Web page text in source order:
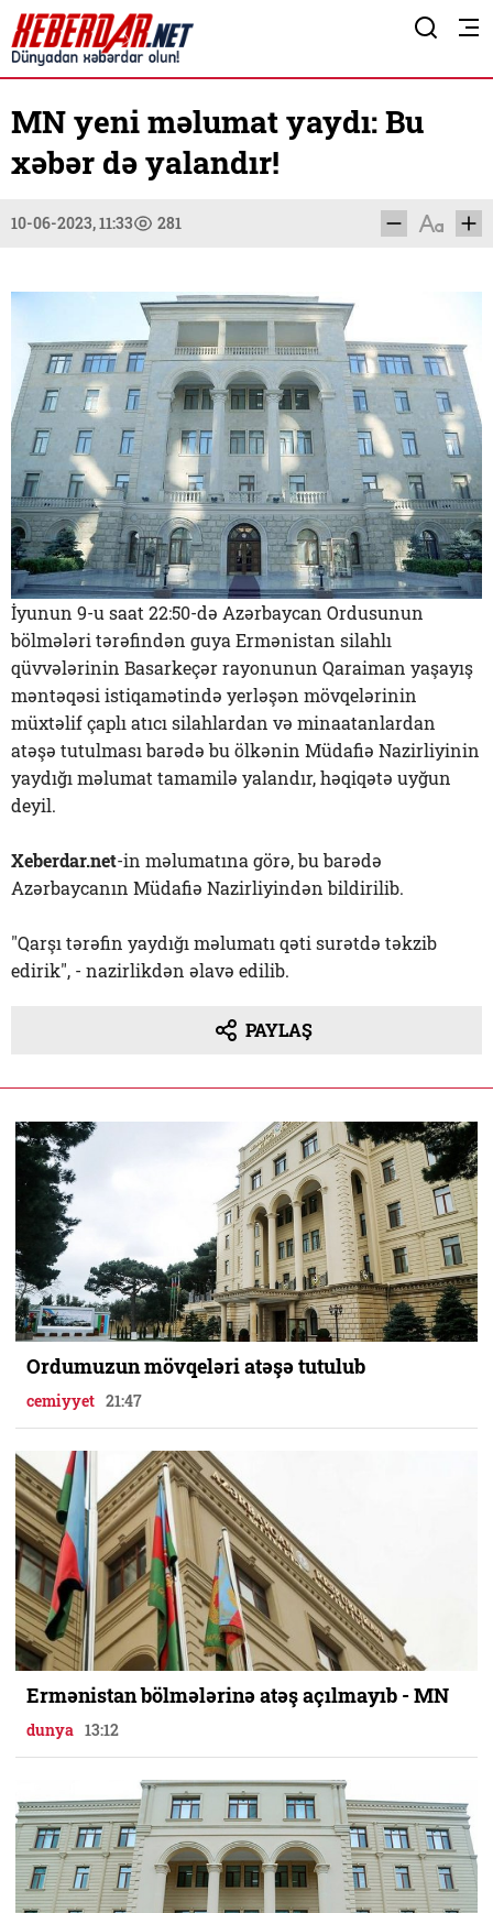
MN yeni məlumat yaydı: Bu
xəbər də yalandır!
10-06-2023, 11:33 281
İyunun 9-u saat 22:50-də Azərbaycan Ordusunun
bölmələri tərəfindən guya Ermənistan silahlı
qüvvələrinin Basarkeçər rayonunun Qaraiman yaşayış
məntəqəsi istiqamətində yerləşən mövqelərinin
müxtəlif çaplı atıcı silahlardan və minaatanlardan
atəşə tutulması barədə bu ölkənin Müdafiə Nazirliyinin
yaydığı məlumat tamamilə yalandır, həqiqətə uyğun
deyil.
Xeberdar.net-in məlumatına görə, bu barədə
Azərbaycanın Müdafiə Nazirliyindən bildirilib.
"Qarşı tərəfin yaydığı məlumatı qəti surətdə təkzib
edirik", - nazirlikdən əlavə edilib.
PAYLAŞ
Ordumuzun mövqeləri atəşə tutulub
cemiyyet 21:47
Ermənistan bölmələrinə atəş açılmayıb - MN
dunya 13:12